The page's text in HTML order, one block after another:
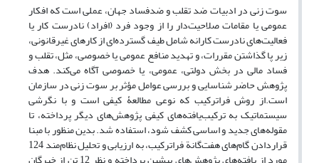
سوت زنی در ادبیات ضد تقلب و ضدفساد جهان، عملی است که افکار
عمومی یا مقامات صلاحیت‌دار را از وجود فرد (افراد) نادرست کار یا
فعالیت‌های نادرست کارانه شامل طیف گسترده‌ای از کارهای غیرقانونی،
زیر پا گذاشتن مقررات، و تهدید منافع عمومی یا خصوصی، مثل، تقلب و
فساد مالی در بخش دولتی، عمومی، یا خصوصی آگاه می‌کند. هدف
پژوهش حاضر شناسایی و بررسی عوامل مؤثر بر سوت زنی در سازمان
است.از روش فراترکیب که نوعی مطالعۀ کیفی است و با نگرشی
سیستماتیک به ترکیب‌یافته‌های کیفی پژوهش‌های دیگر پرداخته، تا
مقوله‌های جدید و اساسی کشف شود، استفاده شد. بدین منظور با مبنا
قراردادن گام‌های هفت‌گانة فراترکیب، به ارزیابی و تحلیل نظام‌مند 124